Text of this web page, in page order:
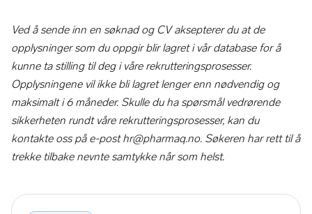
Ved å sende inn en søknad og CV aksepterer du at de
opplysninger som du oppgir blir lagret i vår database for å
kunne ta stilling til deg i våre rekrutteringsprosesser.
Opplysningene vil ikke bli lagret lenger enn nødvendig og
maksimalt i 6 måneder. Skulle du ha spørsmål vedrørende
sikkerheten rundt våre rekrutteringsprosesser, kan du
kontakte oss på e-post hr@pharmaq.no. Søkeren har rett til å
trekke tilbake nevnte samtykke når som helst.